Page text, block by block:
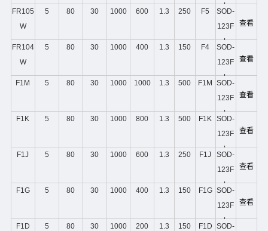
L
FR105
W
5 80 30 1000 600 1.3 250 F5
SOD-
123F
L
查看
FR104
W
5 80 30 1000 400 1.3 150 F4
SOD-
123F
L
查看
F1M 5 80 30 1000 1000 1.3 500 F1M SOD-
123F
L
查看
F1K 5 80 30 1000 800 1.3 500 F1K
SOD-
123F
L
查看
F1J 5 80 30 1000 600 1.3 250 F1J
SOD-
123F
L
查看
F1G 5 80 30 1000 400 1.3 150 F1G SOD-
123F
L
查看
F1D 5 80 30 1000 200 1.3 150 F1D SOD-